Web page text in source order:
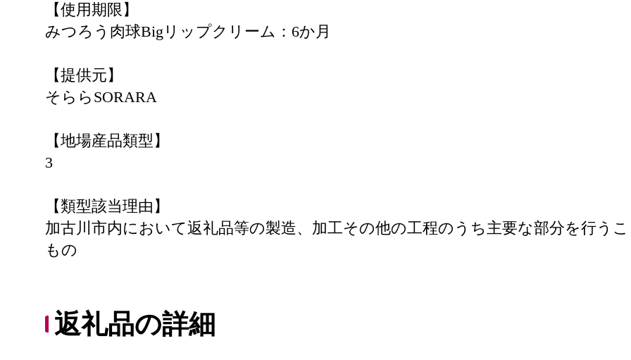
【使用期限】
みつろう肉球Bigリップクリーム：6か月
【提供元】
そららSORARA
【地場産品類型】
3
【類型該当理由】
加古川市内において返礼品等の製造、加工その他の工程のうち主要な部分を行う
もの
返礼品の詳細